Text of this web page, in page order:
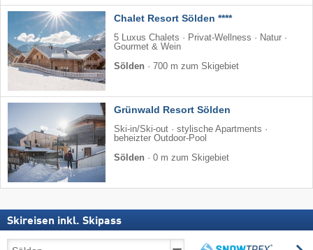
Chalet Resort Sölden ****
5 Luxus Chalets · Privat-Wellness · Natur ·
Gourmet & Wein
Sölden · 700 m zum Skigebiet
Grünwald Resort Sölden
Ski-in/Ski-out · stylische Apartments ·
beheizter Outdoor-Pool
Sölden · 0 m zum Skigebiet
Skireisen inkl. Skipass
Skireisen